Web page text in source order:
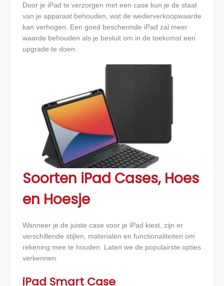
Door je iPad te verzorgen met een case kun je de staat
van je apparaat behouden, wat de wederverkoopwaarde
kan verhogen. Een goed beschermde iPad zal meer
waarde behouden als je besluit om in de toekomst een
upgrade te doen.
Soorten iPad Cases, Hoes
en Hoesje
Wanneer je de juiste case voor je iPad kiest, zijn er
verschillende stijlen, materialen en functionaliteiten om
rekening mee te houden. Laten we de populairste opties
verkennen:
iPad Smart Case